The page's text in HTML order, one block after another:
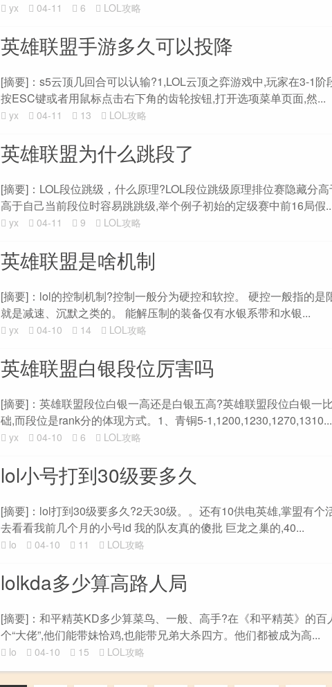
yx 04-11 6 LOL攻略
英雄联盟手游多久可以投降
[摘要]：s5云顶几回合可以认输?1,LOL云顶之弈游戏中,玩家在3-1
按ESC键或者用鼠标点击右下角的齿轮按钮,打开选项菜单页面,然...
yx 04-11 13 LOL攻略
英雄联盟为什么跳段了
[摘要]：LOL段位跳级，什么原理?LOL段位跳级原理排位赛隐藏分
高于自己当前段位时容易跳跳级,举个例子初始的定级赛中前16局假
yx 04-11 9 LOL攻略
英雄联盟是啥机制
[摘要]：lol的控制机制?控制一般分为硬控和软控。 硬控一般指的
就是减速、沉默之类的。 能解压制的装备仅有水银系带和水银...
yx 04-10 14 LOL攻略
英雄联盟白银段位厉害吗
[摘要]：英雄联盟段位白银一高还是白银五高?英雄联盟段位白银一
础,而段位是rank分的体现方式。1、青铜5-1,1200,1230,1270,1310...
yx 04-10 6 LOL攻略
lol小号打到30级要多久
[摘要]：lol打到30级要多久?2天30级。。还有10供电英雄,掌盟有个
去看看我前几个月的小号id 我的队友真的傻批 巨龙之巢的,40...
lo 04-10 11 LOL攻略
lolkda多少算高路人局
[摘要]：和平精英KD多少算菜鸟、一般、高手?在《和平精英》的
个“大佬”,他们能带妹恰鸡,也能带兄弟大杀四方。他们都被成为高...
lo 04-10 15 LOL攻略